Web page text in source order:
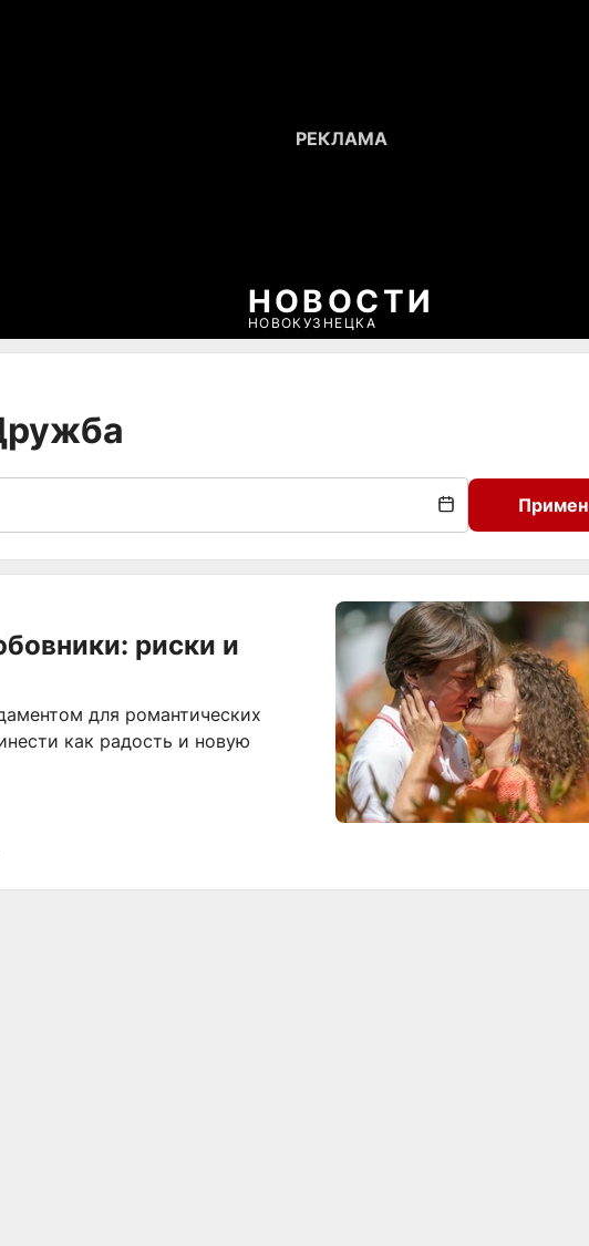
НОВОСТИ
НОВОКУЗНЕЦКА
риски и
для романтических
как радость и новую